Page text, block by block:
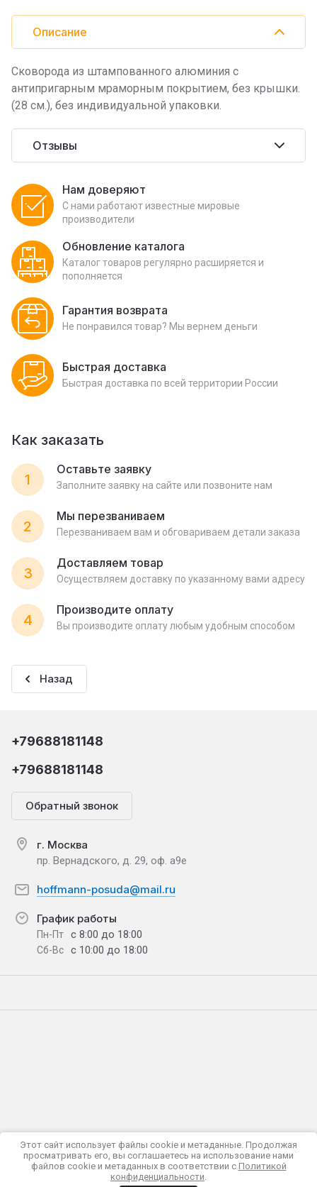
Описание
Сковорода из штампованного алюминия с
антипригарным мраморным покрытием, без крышки.
(28 см.), без индивидуальной упаковки.
Отзывы
Нам доверяют
С нами работают известные мировые
производители
Обновление каталога
Каталог товаров регулярно расширяется и
пополняется
Гарантия возврата
Не понравился товар? Мы вернем деньги
Быстрая доставка
Быстрая доставка по всей территории России
Как заказать
1
Оставьте заявку
Заполните заявку на сайте или позвоните нам
2
Мы перезваниваем
Перезваниваем вам и обговариваем детали заказа
3
Доставляем товар
Осуществляем доставку по указанному вами адресу
4
Производите оплату
Вы производите оплату любым удобным способом
Назад
+79688181148
+79688181148
Обратный звонок
г. Москва
пр. Вернадского, д. 29, оф. а9е
hoffmann-posuda@mail.ru
График работы
Пн-Пт с 8:00 до 18:00
Сб-Вс с 10:00 до 18:00
Политика конфиденциальности
© 2018 - 2026 HOFFMANN
Этот сайт использует файлы cookie и метаданные. Продолжая
просматривать его, вы соглашаетесь на использование нами
файлов cookie и метаданных в соответствии с Политикой
конфиденциальности.